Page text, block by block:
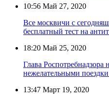
10:56 Май 27, 2020
Все москвичи с
бесплатный тест на
18:20 Май 25, 2020
Глава Роспотребнадзора
нежелательными
13:47 Март 19, 2020